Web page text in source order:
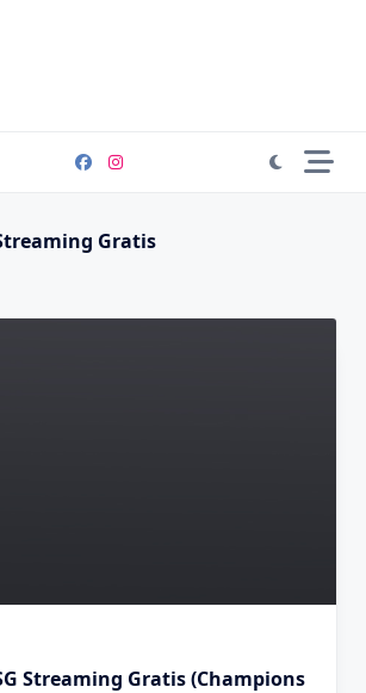
Gratis
Streaming Gratis (Champions